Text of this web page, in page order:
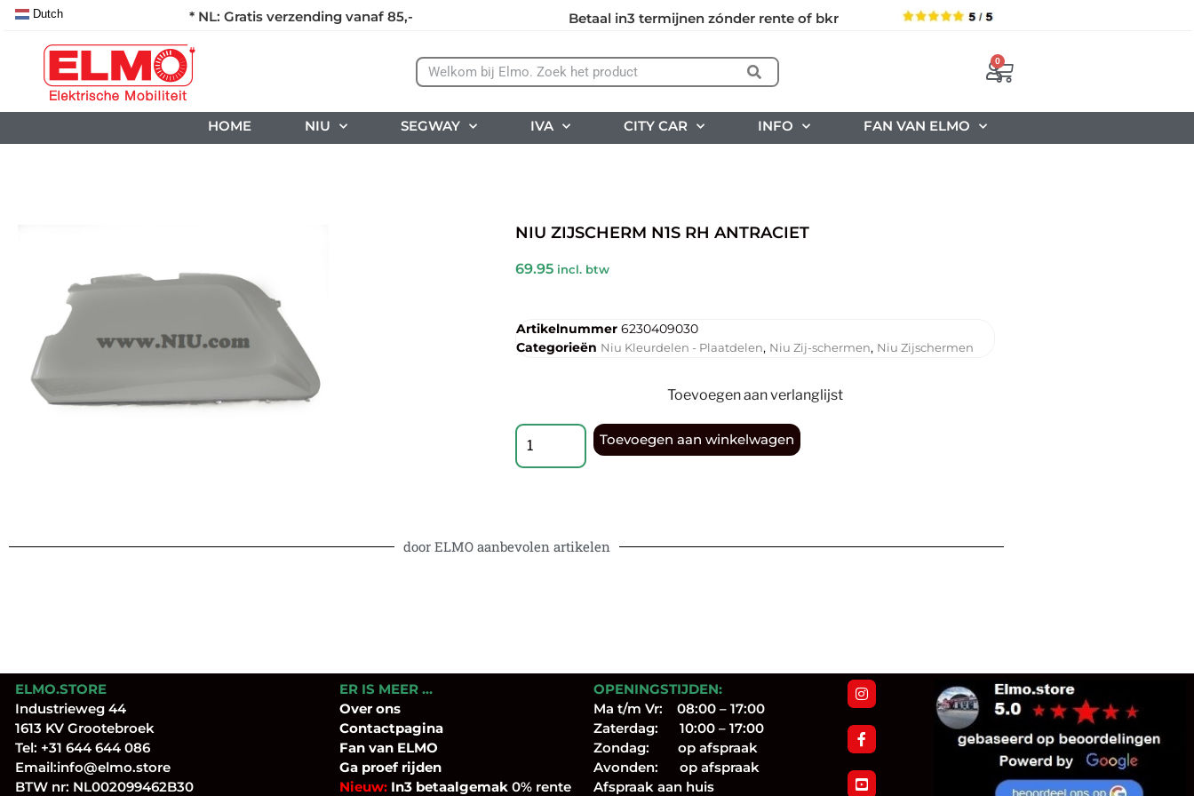
* NL: Gratis verzending vanaf 85,- Betaal in3 termijnen zónder rente of bkr
Dutch
0
HOME NIU SEGWAY IVA CITY CAR INFO FAN VAN ELMO
NIU ZIJSCHERM N1S RH ANTRACIET
69.95 incl. btw
Artikelnummer 6230409030
Categorieën Niu Kleurdelen - Plaatdelen, Niu Zij-schermen, Niu Zijschermen
Toevoegen aan verlanglijst
Toevoegen aan winkelwagen
door ELMO aanbevolen artikelen
ELMO.STORE
Industrieweg 44
1613 KV Grootebroek
Tel: +31 644 644 086
Email:info@elmo.store
BTW nr: NL002099462B30
ER IS MEER …
Over ons
Contactpagina
Fanvan ELMO
Ga proef rijden
Nieuw:In3 betaalgemak 0% rente
OPENINGSTIJDEN:
Ma t/m Vr: 08:00 – 17:00
Zaterdag: 10:00 – 17:00
Zondag: op afspraak
Avonden: op afspraak
Afspraak aan huis